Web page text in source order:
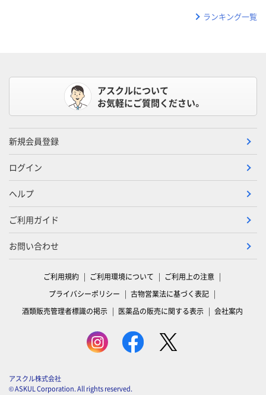
ランキング一覧
アスクルについて
お気軽にご質問ください。
新規会員登録
ログイン
ヘルプ
ご利用ガイド
お問い合わせ
ご利用規約 ご利用環境について
ご利用上の注意
プライバシーポリシー
古物営業法に基づく表記
酒類販売管理者標識の掲示
医薬品の販売に関する表示 会社案内
アスクル株式会社
© ASKUL Corporation. All rights reserved.